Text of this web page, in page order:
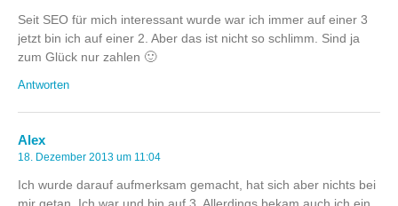
Seit SEO für mich interessant wurde war ich immer auf einer 3
jetzt bin ich auf einer 2. Aber das ist nicht so schlimm. Sind ja
zum Glück nur zahlen 🙂
Antworten
Alex
18. Dezember 2013 um 11:04
Ich wurde darauf aufmerksam gemacht, hat sich aber nichts bei